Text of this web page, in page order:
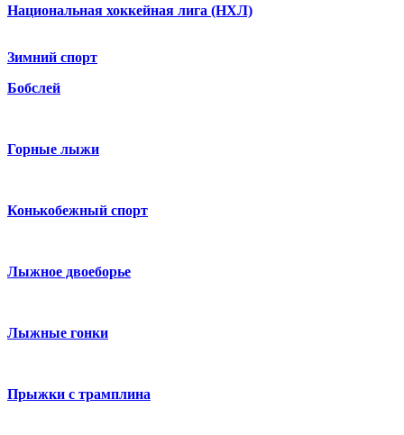
Национальная хоккейная лига (НХЛ)
Зимний спорт
Бобслей
Горные лыжи
Конькобежный спорт
Лыжное двоеборье
Лыжные гонки
Прыжки с трамплина